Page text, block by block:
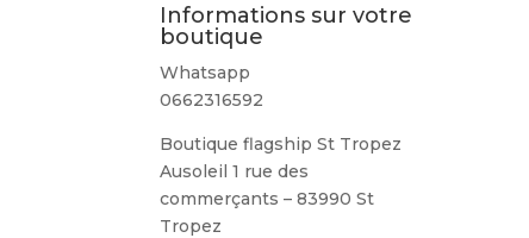
Informations sur votre
boutique
Whatsapp
0662316592
Boutique flagship St Tropez
Ausoleil 1 rue des
commerçants – 83990 St
Tropez